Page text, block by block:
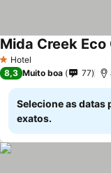
1 Estrelas
Hotel
Mida Creek Eco
8,3 Muito boa 77
Selecione as datas
exatos.